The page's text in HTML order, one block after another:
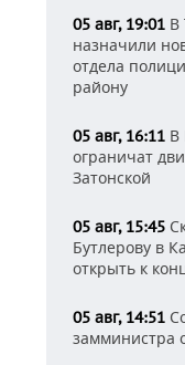
05 авг, 19:01 В
назначили
отдела
району
05 авг, 16:11 В
ограничат
Затонской
05 авг, 15:45
Бутлерову в
открыть к
05 авг, 14:51
замминистра